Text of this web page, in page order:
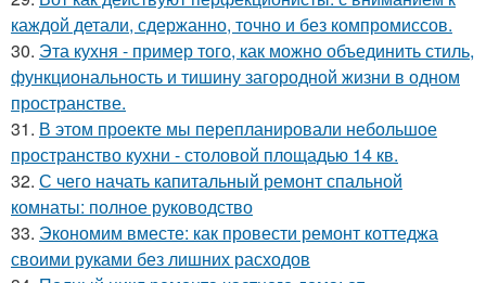
каждой детали, сдержанно, точно и без компромиссов.
30. Эта кухня - пример того, как можно объединить стиль,
функциональность и тишину загородной жизни в одном
пространстве.
31. В этом проекте мы перепланировали небольшое
пространство кухни - столовой площадью 14 кв.
32. С чего начать капитальный ремонт спальной
комнаты: полное руководство
33. Экономим вместе: как провести ремонт коттеджа
своими руками без лишних расходов